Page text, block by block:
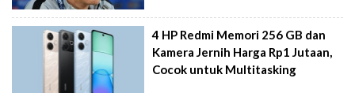
4 HP Redmi Memori 256 GB dan
Kamera Jernih Harga Rp1 Jutaan,
Cocok untuk Multitasking